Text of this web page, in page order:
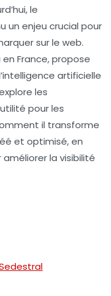
le
un enjeu crucial pour
sur le web.
France, propose
intelligence artificielle
les
pour les
il transforme
et optimisé, en
la visibilité